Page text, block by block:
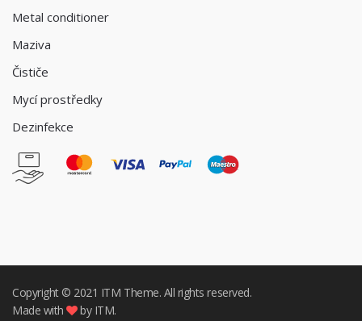
Metal conditioner
Maziva
Čističe
Mycí prostředky
Dezinfekce
Copyright © 2021 ITM Theme. All rights reserved.
Made with
by ITM.